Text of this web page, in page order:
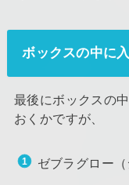
ボックスの中に
最後にボックスの
おくかですが、
ゼブラグロー